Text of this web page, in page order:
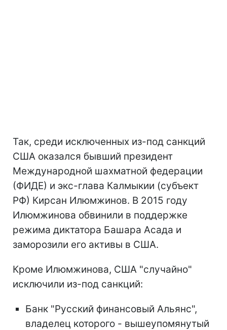
Так, среди исключенных из-под санкций
США оказался бывший президент
Международной шахматной федерации
(ФИДЕ) и экс-глава Калмыкии (субъект
РФ) Кирсан Илюмжинов. В 2015 году
Илюмжинова обвинили в поддержке
режима диктатора Башара Асада и
заморозили его активы в США.
Кроме Илюмжинова, США "случайно"
исключили из-под санкций:
Банк "Русский финансовый Альянс",
владелец которого - вышеупомянутый